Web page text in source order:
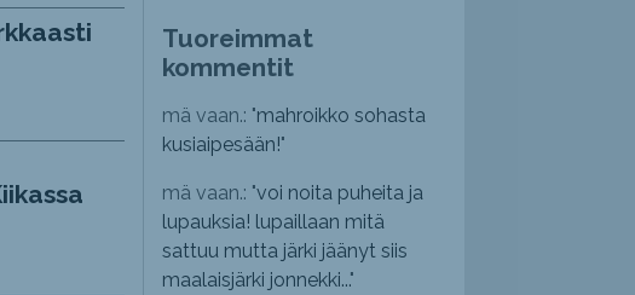
Tuoreimmat
kommentit
mä vaan.: "mahroikko sohasta
kusiaipesään!"
mä vaan.: "voi noita puheita ja
lupauksia! lupaillaan mitä
sattuu mutta järki jäänyt siis
maalaisjärki jonnekki..."